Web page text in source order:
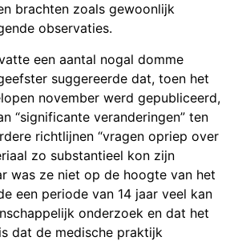
brachten zoals gewoonlijk
observaties.
een aantal nogal domme
suggereerde dat, toen het
november werd gepubliceerd,
“significante veranderingen” ten
richtlijnen “vragen opriep over
zo substantieel kon zijn
was ze niet op de hoogte van het
een periode van 14 jaar veel kan
onderzoek en dat het
dat de medische praktijk